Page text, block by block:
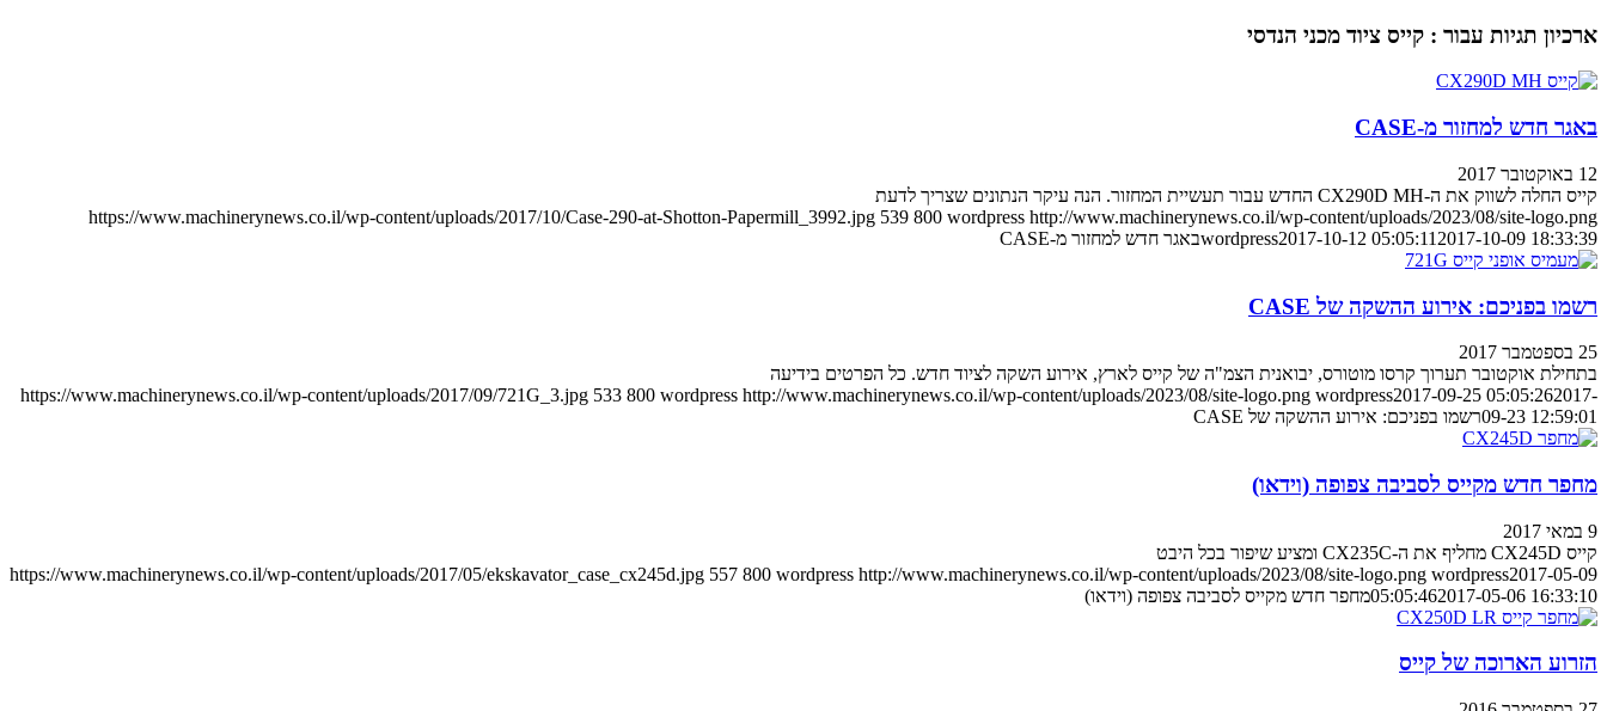
ארכיון תגיות עבור : קייס ציוד מכני הנדסי
באגר חדש למחזור מ-CASE
12 באוקטובר 2017
קייס החלה לשווק את ה-CX290D MH החדש עבור תעשיית המחזור. הנה עיקר הנתונים שצריך לדעת
https://www.machinerynews.co.il/wp-content/uploads/2017/10/Case-290-at-Shotton-Papermill_3992.jpg 539 800 wordpress http://www.machinerynews.co.il/wp-content/uploads/2023/08/site-logo.png
wordpress2017-10-12 05:05:11 2017-10-09 18:33:39 באגר חדש למחזור מ-CASE
רשמו בפניכם: אירוע ההשקה של CASE
25 בספטמבר 2017
בתחילת אוקטובר תערוך קרסו מוטורס, יבואנית הצמ"ה של קייס לארץ, אירוע השקה לציוד חדש. כל הפרטים בידיעה
https://www.machinerynews.co.il/wp-content/uploads/2017/09/721G_3.jpg 533 800 wordpress http://www.machinerynews.co.il/wp-content/uploads/2023/08/site-logo.png wordpress2017-09-25 05:05:262017-
09-23 12:59:01רשמו בפניכם: אירוע ההשקה של CASE
מחפר חדש מקייס לסביבה צפופה (וידאו)
9 במאי 2017
קייס CX245D מחליף את ה-CX235C ומציע שיפור בכל היבט
https://www.machinerynews.co.il/wp-content/uploads/2017/05/ekskavator_case_cx245d.jpg 557 800 wordpress http://www.machinerynews.co.il/wp-content/uploads/2023/08/site-logo.png wordpress2017-05-09
05:05:462017-05-06 16:33:10 מחפר חדש מקייס לסביבה צפופה (וידאו)
הזרוע הארוכה של קייס